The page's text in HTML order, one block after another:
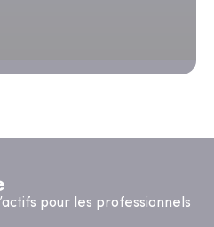
pour les professionnels